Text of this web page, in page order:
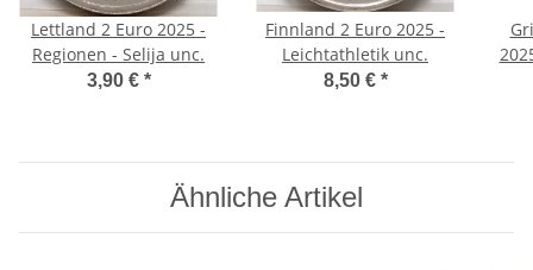
Lettland 2 Euro 2025 -
Regionen - Selija unc.
3,90 € *
Finnland 2 Euro 2025 -
Leichtathletik unc.
8,50 € *
Ähnliche Artikel